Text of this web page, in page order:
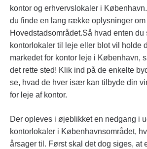
kontor og erhvervslokaler i
du finde en lang række oplysninger
Hovedstadsområdet.Så hvad enten
kontorlokaler til leje eller blot vil holde
markedet for kontor leje i København,
det rette sted! Klik ind på de enkelte
se, hvad de hver især kan tilbyde din
for leje af kontor.
Der opleves i øjeblikket en nedgang i
kontorlokaler i Københavnsområdet,
årsager til. Først skal det dog siges, at